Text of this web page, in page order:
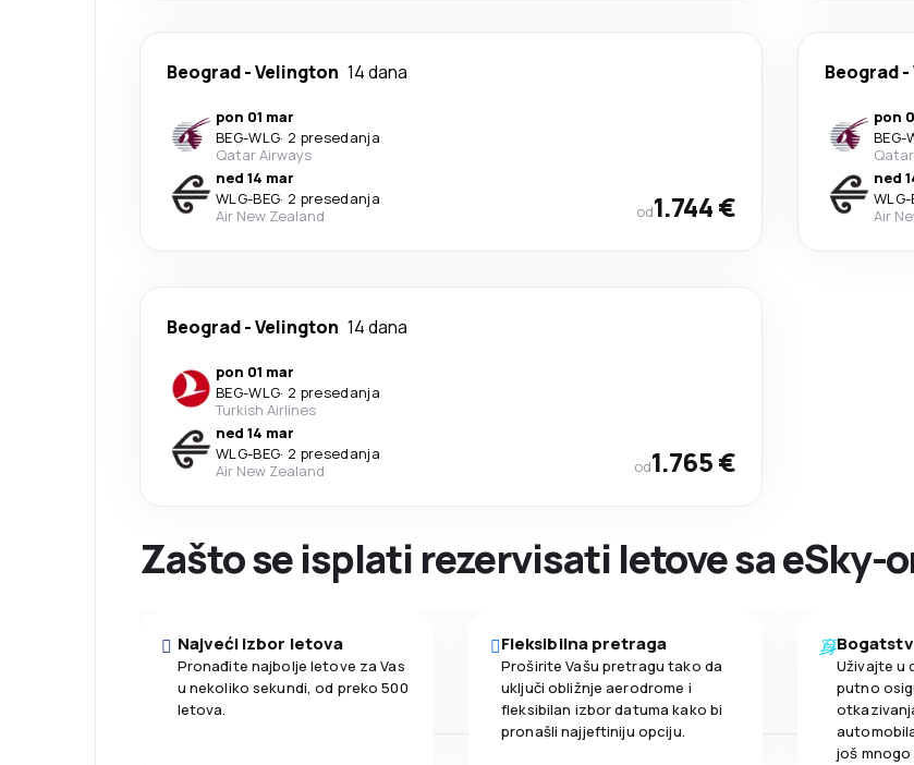
Beograd-Velington 14 dana
pon 01 mar
BEG-WLG· 2 presedanja
Qatar Airways
ned 14 mar
WLG-BEG· 2 presedanja
Air New Zealand
od1.744 €
Beograd-
pon
BEG-
ned
WLG-
Air
Beograd-Velington 14 dana
pon 01 mar
BEG-WLG· 2 presedanja
Turkish Airlines
ned 14 mar
WLG-BEG· 2 presedanja
Air New Zealand
od1.765 €
Zašto se isplati rezervisati letove sa eSky-
Najveći izbor letova
Pronađite najbolje letove za Vas
u nekoliko sekundi, od preko 500
letova.
Fleksibilna pretraga
Proširite Vašu pretragu tako da
uključi obližnje aerodrome i
fleksibilan izbor datuma kako bi
pronašli najjeftiniju opciju.
Uživajte u
putno
još